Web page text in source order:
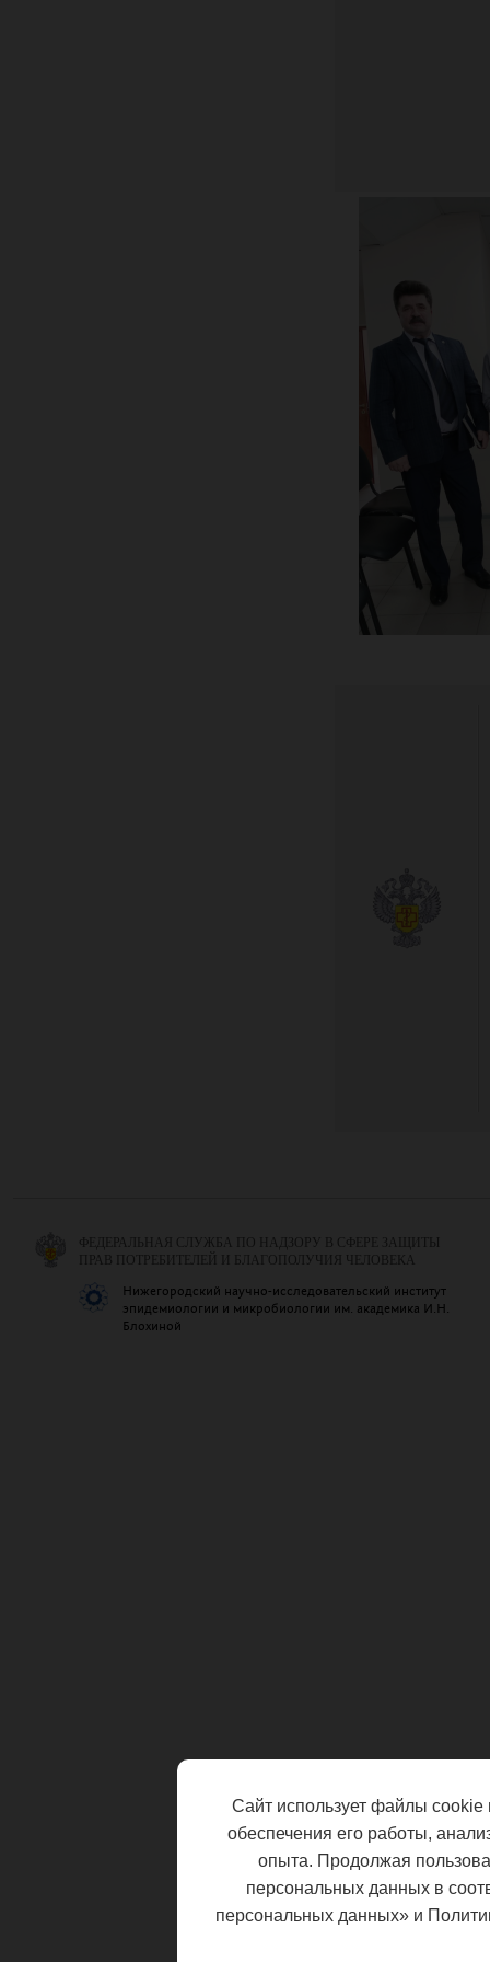
ФЕДЕРАЛЬНАЯ СЛУЖБА ПО НАДЗОРУ В СФЕРЕ ЗАЩИТЫ
ПРАВ ПОТРЕБИТЕЛЕЙ И БЛАГОПОЛУЧИЯ ЧЕЛОВЕКА
Нижегородский научно-исследовательский институт
эпидемиологии и микробиологии им. академика И.Н.
Блохиной
Сайт использует файлы cookie
обеспечения его работы,
опыта. Продолжая
персональных данных в
персональных данных» и